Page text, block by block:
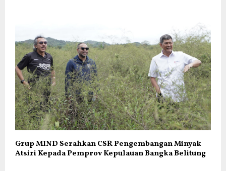
Grup MIND Serahkan CSR Pengembangan Minyak
Atsiri Kepada Pemprov Kepulauan Bangka Belitung